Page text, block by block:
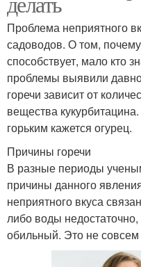
Проблема неприятного
садоводов. О том,
способствует, мало кто
проблемы выявили
горечи зависит от
вещества
горьким кажется огурец.
Причины горечи
В разные периоды
причины данного
неприятного вкуса
либо воды
обильный. Это не